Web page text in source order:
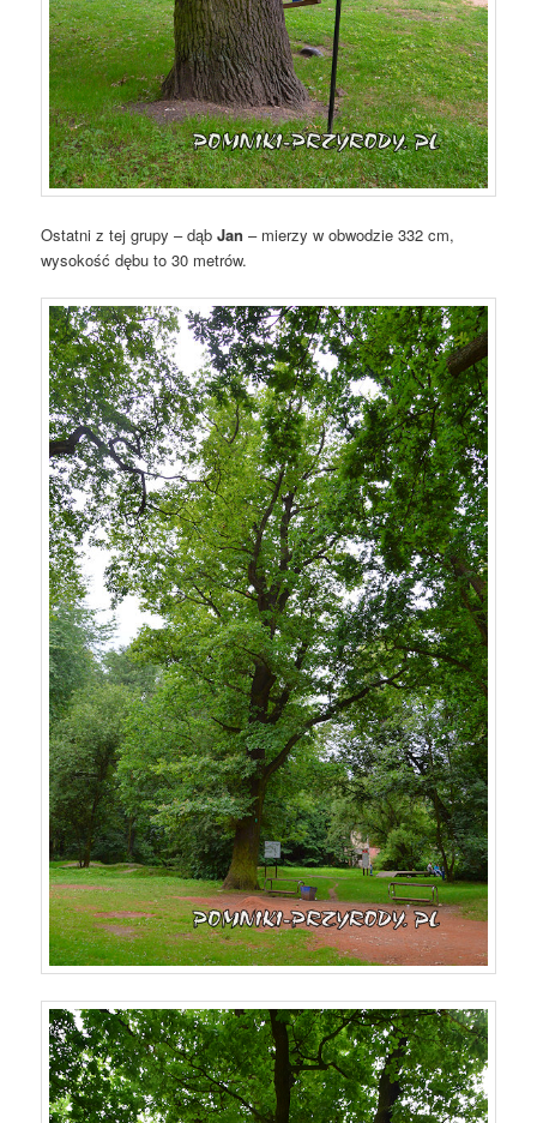
Ostatni z tej grupy – dąbJan – mierzy w obwodzie 332 cm,
wysokość dębu to 30 metrów.